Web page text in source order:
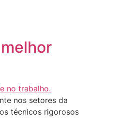
nos setores da
técnicos rigorosos